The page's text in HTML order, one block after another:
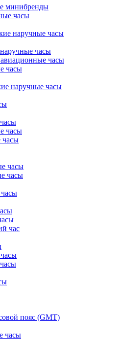
минибренды
часы
наручные часы
часы
часы
часы
наручные часы
часы
часы
часы
часы
час
пояс (GMT)
часы